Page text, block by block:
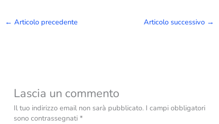
← Articolo precedente Articolo successivo →
Lascia un commento
Il tuo indirizzo email non sarà pubblicato. I campi obbligatori
sono contrassegnati *